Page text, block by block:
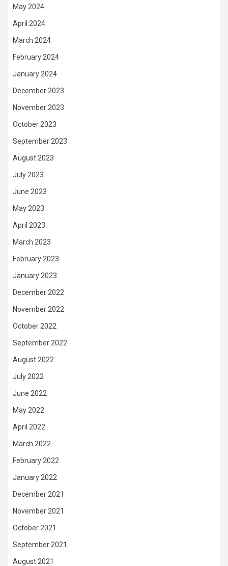
May 2024
April 2024
March 2024
February 2024
January 2024
December 2023
November 2023
October 2023
September 2023
August 2023
July 2023
June 2023
May 2023
April 2023
March 2023
February 2023
January 2023
December 2022
November 2022
October 2022
September 2022
August 2022
July 2022
June 2022
May 2022
April 2022
March 2022
February 2022
January 2022
December 2021
November 2021
October 2021
September 2021
August 2021